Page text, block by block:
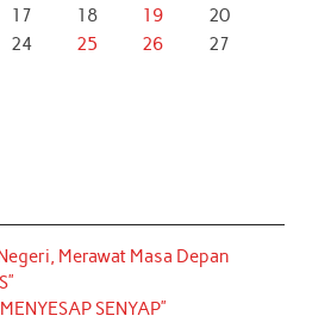
17 18 19
20
24 25 26
27
Merawat Masa Depan
SENYAP”